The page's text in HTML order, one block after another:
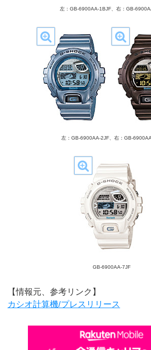
左：GB-6900AA-1BJF、右：GB-
左：GB-6900AA-2JF、右：GB-
GB-6900AA-7JF
【情報元、参考リンク】
カシオ計算機/プレスリリース